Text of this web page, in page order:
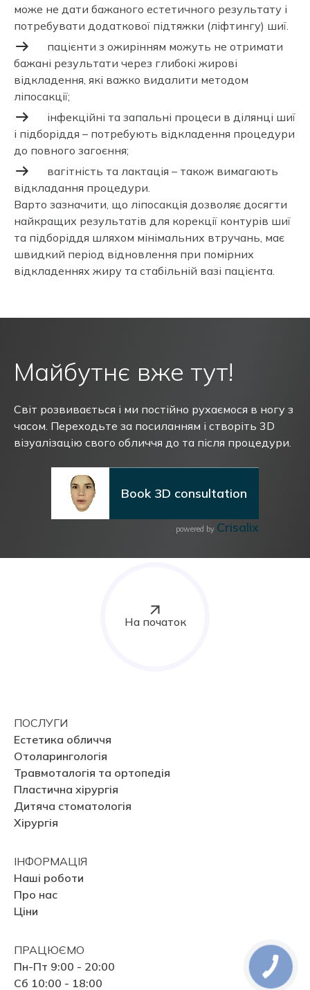
може не дати бажаного естетичного результату і
потребувати додаткової підтяжки (ліфтингу) шиї.
пацієнти з ожирінням можуть не отримати
бажані результати через глибокі жирові
відкладення, які важко видалити методом
ліпосакції;
інфекційні та запальні процеси в ділянці шиї
і підборіддя – потребують відкладення процедури
до повного загоєння;
вагітність та лактація – також вимагають
відкладання процедури.
Варто зазначити, що ліпосакція дозволяє досягти
найкращих результатів для корекції контурів шиї
та підборіддя шляхом мінімальних втручань, має
швидкий період відновлення при помірних
відкладеннях жиру та стабільній вазі пацієнта.
Майбутнє вже тут!
Світ розвивається і ми постійно рухаємося в ногу з
часом. Переходьте за посиланням і створіть 3D
візуалізацію свого обличчя до та після процедури.
powered by Crisalix
Book 3D consultation
На початок
ПОСЛУГИ
Естетика обличчя
Отоларингологія
Травмоталогія та ортопедія
Пластична хірургія
Дитяча стоматологія
Хірургія
ІНФОРМАЦІЯ
Наші роботи
Про нас
Ціни
ПРАЦЮЄМО
Пн-Пт 9:00 - 20:00
Сб 10:00 - 18:00